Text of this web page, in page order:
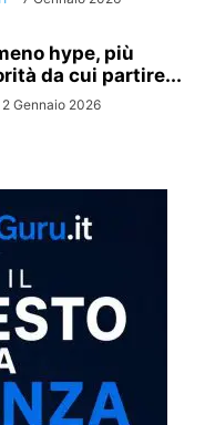
hype, più
da cui partire...
2 Gennaio 2026